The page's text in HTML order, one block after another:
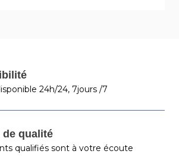
24h/24, 7jours /7
de qualité
qualifiés sont à votre écoute